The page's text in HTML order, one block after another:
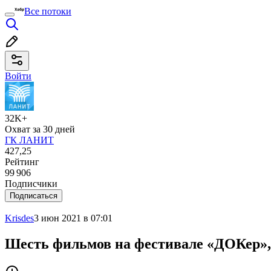
Все потоки
Войти
32K+
Охват за 30 дней
ГК ЛАНИТ
427,25
Рейтинг
99 906
Подписчики
Подписаться
Krisdes3 июн 2021 в 07:01
Шесть фильмов на фестивале